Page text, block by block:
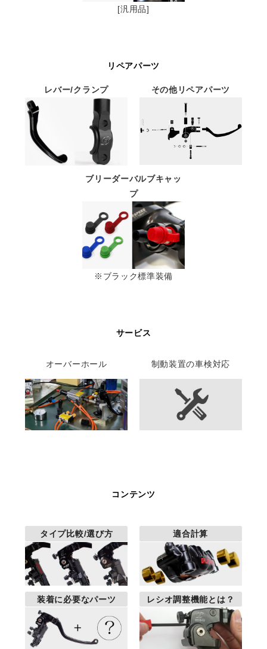
[汎用品]
リペアパーツ
レバー/クランプ その他リペアパーツ
ブリーダーバルブキャッ
プ
※ブラック標準装備
サービス
オーバーホール 制動装置の車検対応
コンテンツ
タイプ比較/選び方 適合計算
装着に必要なパーツ レシオ調整機能とは？